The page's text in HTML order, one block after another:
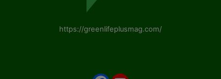
https://greenlifeplusmag.com/